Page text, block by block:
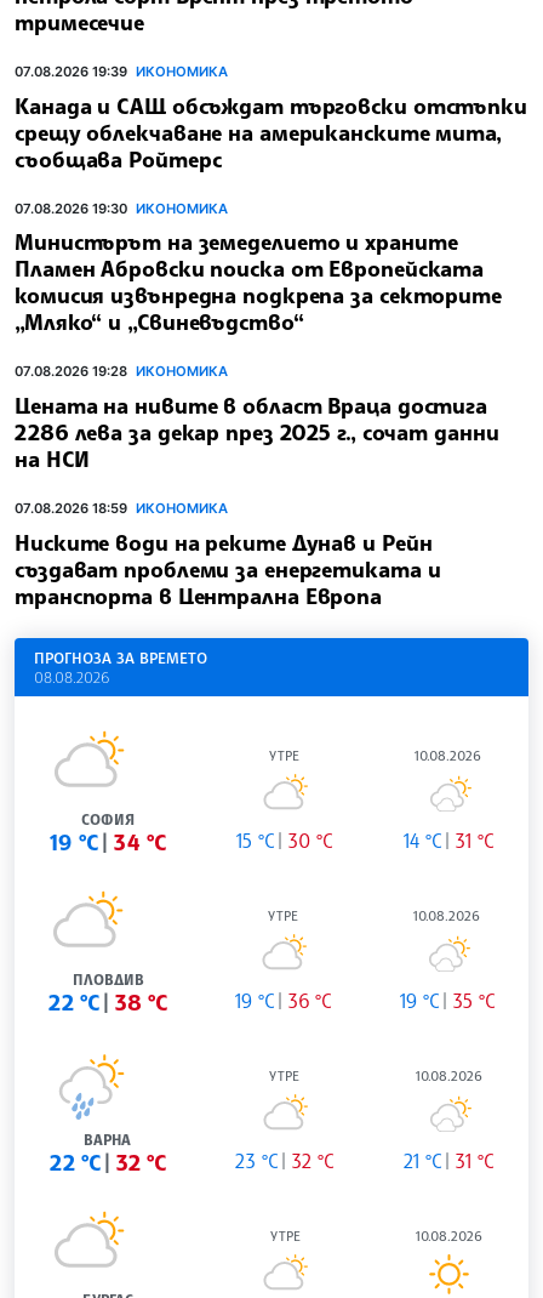
тримесечие
07.08.2026 19:39 ИКОНОМИКА
Канада и САЩ обсъждат търговски отстъпки
срещу облекчаване на американските мита,
съобщава Ройтерс
07.08.2026 19:30 ИКОНОМИКА
Министърът на земеделието и храните
Пламен Абровски поиска от Европейската
комисия извънредна подкрепа за секторите
„Мляко“ и „Свиневъдство“
07.08.2026 19:28 ИКОНОМИКА
Цената на нивите в област Враца достига
2286 лева за декар през 2025 г., сочат данни
на НСИ
07.08.2026 18:59 ИКОНОМИКА
Ниските води на реките Дунав и Рейн
създават проблеми за енергетиката и
транспорта в Централна Европа
ПРОГНОЗА ЗА ВРЕМЕТО
08.08.2026
СОФИЯ
19 °C 34 °C
УТРЕ
15 °C 30 °C
10.08.2026
14 °C 31 °C
ПЛОВДИВ
22 °C 38 °C
УТРЕ
19 °C 36 °C
10.08.2026
19 °C 35 °C
ВАРНА
22 °C 32 °C
УТРЕ
23 °C 32 °C
10.08.2026
21 °C 31 °C
УТРЕ 10.08.2026